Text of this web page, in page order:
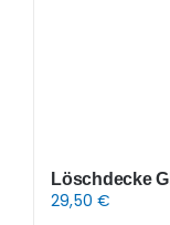
Löschdecke
29,50€